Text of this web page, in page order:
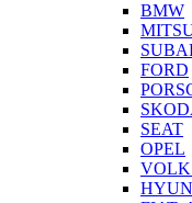
BMW
FORD
SEAT
OPEL